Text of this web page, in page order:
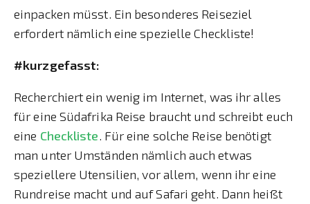
einpacken müsst. Ein besonderes Reiseziel
erfordert nämlich eine spezielle Checkliste!
#kurzgefasst:
Recherchiert ein wenig im Internet, was ihr alles
für eine Südafrika Reise braucht und schreibt euch
eine Checkliste. Für eine solche Reise benötigt
man unter Umständen nämlich auch etwas
speziellere Utensilien, vor allem, wenn ihr eine
Rundreise macht und auf Safari geht. Dann heißt